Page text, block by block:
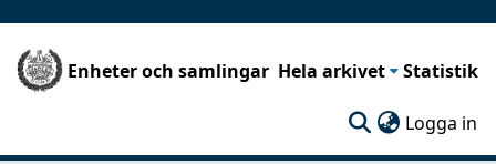
Enheter och samlingar Hela arkivet Statistik
Logga in